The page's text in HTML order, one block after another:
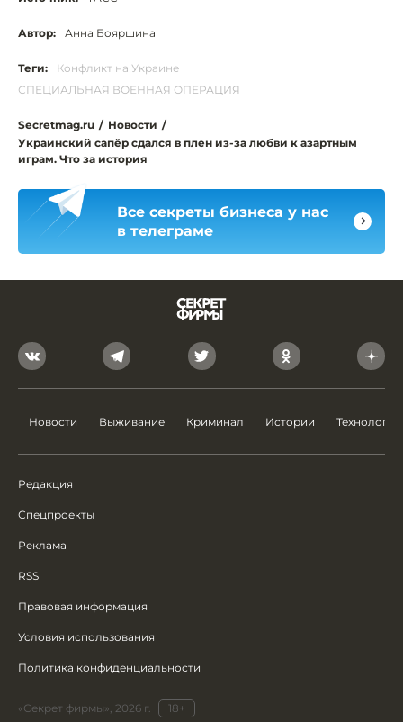
Автор: Анна Бояршина
Теги:
Конфликт на Украине
СПЕЦИАЛЬНАЯ ВОЕННАЯ ОПЕРАЦИЯ
Secretmag.ru / Новости /
Украинский сапёр сдался в плен из-за любви к азартным
играм. Что за история
Все секреты бизнеса у нас
в телеграме
Новости Выживание Криминал Истории Технологии
Редакция
Спецпроекты
Реклама
RSS
Правовая информация
Условия использования
Политика конфиденциальности
«Секрет фирмы», 2026 г. 18+